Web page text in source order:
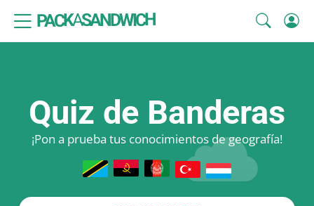
PACKASANDWICH
Quiz de Banderas
¡Pon a prueba tus conocimientos de geografía!